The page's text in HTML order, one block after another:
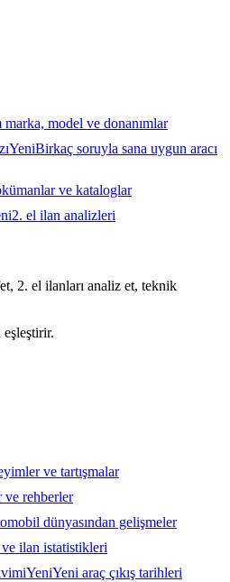
marka, model ve donanımlar
YeniBirkaç soruyla sana uygun aracı
ve kataloglar
2. el ilan analizleri
2. el ilanları analiz et, teknik
ve tartışmalar
ve rehberler
dünyasından gelişmeler
ve ilan istatistikleri
YeniYeni araç çıkış tarihleri